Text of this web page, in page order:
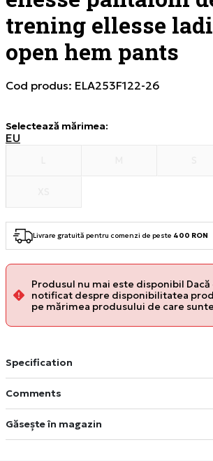
trening ellesse
open hem pants
Cod produs: ELA253F122-26
Selectează mărimea:
EU
Livrare gratuită pentru comenzi de peste 400 RON
Produsul nu mai este disponibil
notificat despre disponibilitatea
pe mărimea produsului de care
Specification
Comments
Găsește în magazin